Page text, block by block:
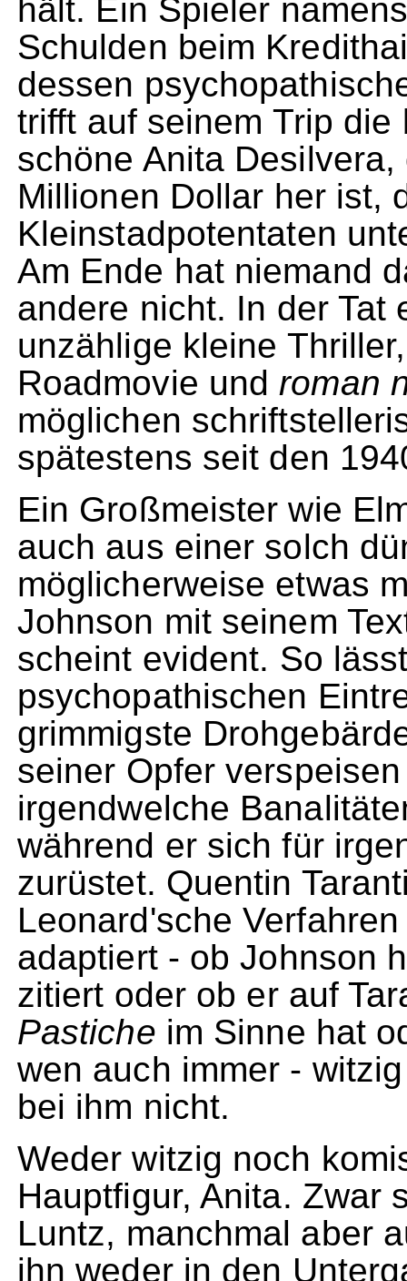
hält. Ein Spieler
Schulden beim
dessen
trifft auf seinem Trip
schöne Anita
Millionen Dollar her ist,
Kleinstadpotentaten
Am Ende hat niemand
andere nicht. In der Tat
unzählige kleine
Roadmovie und roman
möglichen
spätestens seit den
Ein Großmeister wie
auch aus einer solch
möglicherweise etwas
Johnson mit seinem
scheint evident. So
psychopathischen
grimmigste
seiner Opfer
irgendwelche
während er sich für
zurüstet. Quentin
Leonard'sche
adaptiert - ob Johnson
zitiert oder ob er auf
Pastiche im Sinne hat
wen auch immer -
bei ihm nicht.
Weder witzig noch
Hauptfigur, Anita. Zwar
Luntz, manchmal aber
ihn weder in den